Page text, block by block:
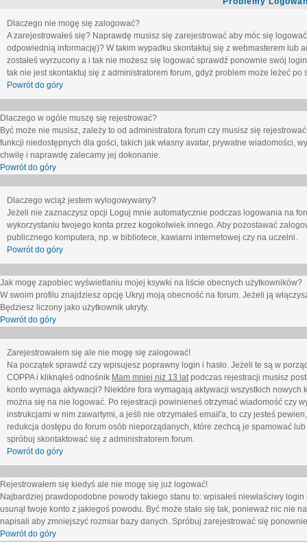
Dlaczego nie mogę się zalogować?
A zarejestrowałeś się? Naprawdę musisz się zarejestrować aby móc się
odpowiednią informację)? W takim wypadku skontaktuj się z webmasterem lub
zostałeś wyrzucony a i tak nie możesz się logować sprawdź ponownie swój
tak nie jest skontaktuj się z administratorem forum, gdyż problem może leżeć po
Powrót do góry
Dlaczego w ogóle muszę się rejestrować?
Być może nie musisz, zależy to od administratora forum czy musisz się
funkcji niedostępnych dla gości, takich jak własny avatar, prywatne wiadomości,
chwilę i naprawdę zalecamy jej dokonanie.
Powrót do góry
Dlaczego wciąż jestem wylogowywany?
Jeżeli nie zaznaczysz opcji Loguj mnie automatycznie podczas logowania na
wykorzystaniu twojego konta przez kogokolwiek innego. Aby pozostawać
publicznego komputera, np. w bibliotece, kawiarni internetowej czy na uczelni.
Powrót do góry
Jak mogę zapobiec wyświetlaniu mojej ksywki na liście obecnych użytkowników?
W swoim profilu znajdziesz opcję Ukryj moją obecność na forum. Jeżeli ją
Będziesz liczony jako użytkownik ukryty.
Powrót do góry
Zarejestrowałem się ale nie mogę się zalogować!
Na początek sprawdź czy wpisujesz poprawny login i hasło. Jeżeli te są w
COPPA i kliknąłeś odnośnik Mam mniej niż 13 latpodczas rejestracji musisz
konto wymaga aktywacji? Niektóre fora wymagają aktywacji wszystkich
można się na nie logować. Po rejestracji powinieneś otrzymać wiadomość czy
instrukcjami w nim zawartymi, a jeśli nie otrzymałeś email'a, to czy jesteś
redukcja dostępu do forum osób nieporządanych, które zechcą je spamować
spróbuj skontaktować się z administratorem forum.
Powrót do góry
Rejestrowałem się kiedyś ale nie mogę się już logować!
Najbardziej prawdopodobne powody takiego stanu to: wpisałeś niewłaściwy
usunął twoje konto z jakiegoś powodu. Być może stało się tak, ponieważ nic nie
napisali aby zmniejszyć rozmiar bazy danych. Spróbuj zarejestrować się
Powrót do góry